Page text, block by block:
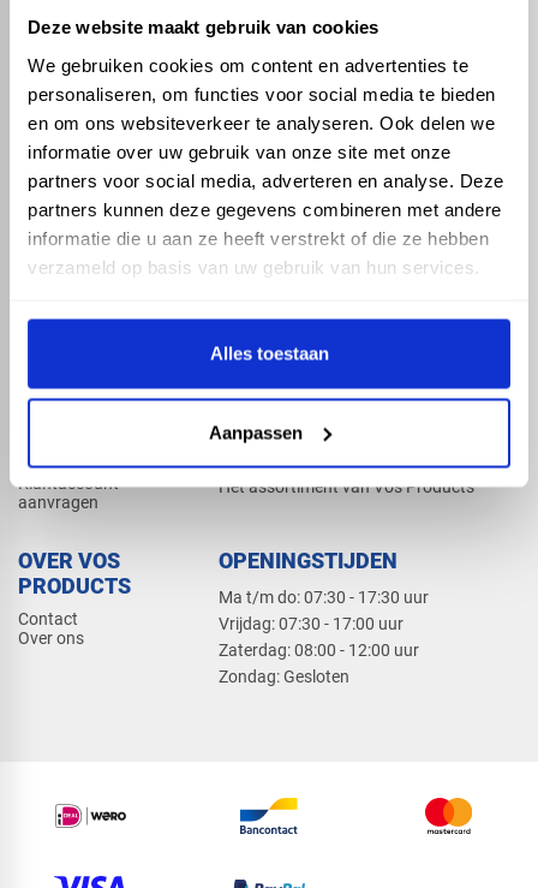
Deze website maakt gebruik van cookies
We gebruiken cookies om content en advertenties te
personaliseren, om functies voor social media te bieden
en om ons websiteverkeer te analyseren. Ook delen we
informatie over uw gebruik van onze site met onze
partners voor social media, adverteren en analyse. Deze
partners kunnen deze gegevens combineren met andere
informatie die u aan ze heeft verstrekt of die ze hebben
verzameld op basis van uw gebruik van hun services.
Alles toestaan
Aanpassen
ASSORTIMENT
Hemelwaterafvoer
Drukleiding
Beregening
Dak en gevel
KENNIS EN HULP
Klantenservice
Kennisbank
Klantaccount
aanvragen
PRODUCTCATALOGUS 2026
Het assortiment van Vos Products
OVER VOS
PRODUCTS
Contact
Over ons
OPENINGSTIJDEN
Ma t/m do: 07:30 - 17:30 uur
​Vrijdag: 07:30 - 17:00 uur
​Zaterdag: 08:00 - 12:00 uur
​Zondag: Gesloten
check_circleDé bouwmarkt van Altena
check_circle Direct uit grote voorraad geleverd met eigen transport
check_circleLevering in NL en BE